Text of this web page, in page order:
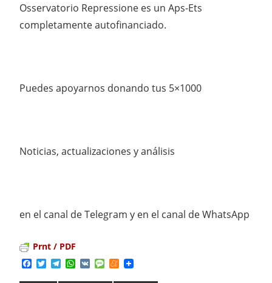
Osservatorio Repressione es un Aps-Ets
completamente autofinanciado.
Puedes apoyarnos donando tus 5×1000
Noticias, actualizaciones y análisis
en el canal de Telegram y en el canal de WhatsApp
Prnt / PDF
Facebook
TwitterTelegram
WhatsApp
VK MessageMeneame